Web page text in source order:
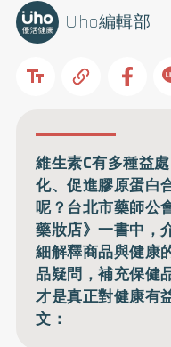
Uho編輯部
維生素C有多種益
化、促進膠原蛋白
呢？台北市藥師公
藥妝店》一書中，
細解釋商品與健康
品疑問，補充保健
才是真正對健康有
文：